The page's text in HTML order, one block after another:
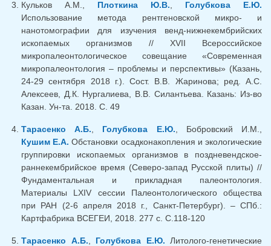
Кульков А.М., Плоткина Ю.В.
Голубкова Е.Ю.
Использование метода рентгеновской микро- и
нанотомографии для изучения венд-нижнекембрийских
ископаемых организмов // XVII Всероссийское
микропалеонтологическое совещание «Современная
микропалеонтология – проблемы и перспективы» (Казань,
24-29 сентября 2018 г.). Сост. В.В. Жаринова; ред. А.С.
Алексеев, Д.К. Нургалиева, В.В. Силантьева. Казань: Из-во
Казан. Ун-та. 2018. С. 49
Тарасенко А.Б. Голубкова Е.Ю. , Бобровский И.М.,
Кушим Е.А. Обстановки осадконакопления и экологические
группировки ископаемых организмов в поздневендское-
раннекембрийское время (Северо-запад Русской плиты) //
Фундаментальная и прикладная палеонтология.
Материалы LXIV сессии Палеонтологического общества
при РАН (2-6 апреля 2018 г., Санкт-Петербург). – СПб.:
Картфабрика ВСЕГЕИ, 2018. 277 с. C.118-120
Тарасенко А.Б. Голубкова Е.Ю. Литолого-генетические